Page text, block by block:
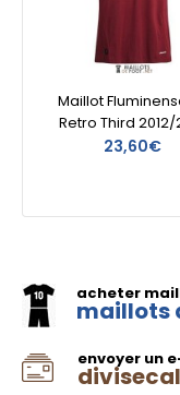
Maillot
Retro Third 2012/
23,60€
acheter
maillots
envoyer un